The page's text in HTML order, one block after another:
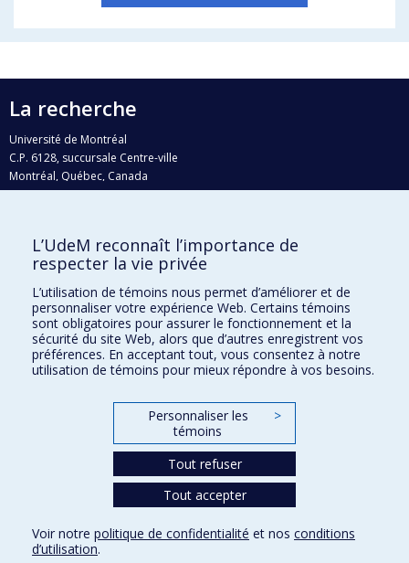
La recherche
Université de Montréal
C.P. 6128, succursale Centre-ville
Montréal, Québec, Canada
H3C 3J7
Qui fait quoi?
Nous trouver
Plan du site
Accessibilité
Conditions d’utilisation
L’UdeM reconnaît l’importance de
respecter la vie privée
L’utilisation de témoins nous permet d’améliorer et de
personnaliser votre expérience Web. Certains témoins
sont obligatoires pour assurer le fonctionnement et la
sécurité du site Web, alors que d’autres enregistrent vos
préférences. En acceptant tout, vous consentez à notre
utilisation de témoins pour mieux répondre à vos besoins.
Personnaliser les
témoins
>
Tout refuser
Tout accepter
Voir notre politique de confidentialité et nos conditions
d’utilisation.